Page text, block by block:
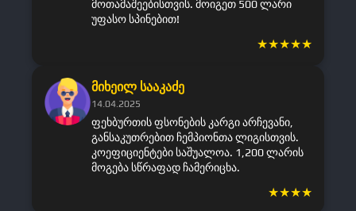
მოთამაშეებისთვის. მოიგეთ 500 ლარი
უფასო სპინებით!
★★★★★
მიხეილ სააკაძე
14.04.2025
ფეხბურთის ფსონების კარგი არჩევანი,
განსაკუთრებით ჩემპიონთა ლიგისთვის.
კოეფიციენტები საშუალოა. 1,200 ლარის
მოგება სწრაფად ჩამერიცხა.
★★★★